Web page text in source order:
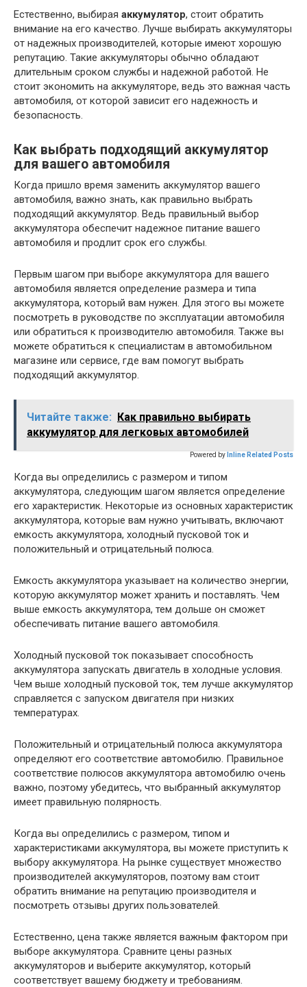
Естественно, выбирая аккумулятор, стоит обратить
внимание на его качество. Лучше выбирать аккумуляторы
от надежных производителей, которые имеют хорошую
репутацию. Такие аккумуляторы обычно обладают
длительным сроком службы и надежной работой. Не
стоит экономить на аккумуляторе, ведь это важная часть
автомобиля, от которой зависит его надежность и
безопасность.
Как выбрать подходящий аккумулятор
для вашего автомобиля
Когда пришло время заменить аккумулятор вашего
автомобиля, важно знать, как правильно выбрать
подходящий аккумулятор. Ведь правильный выбор
аккумулятора обеспечит надежное питание вашего
автомобиля и продлит срок его службы.
Первым шагом при выборе аккумулятора для вашего
автомобиля является определение размера и типа
аккумулятора, который вам нужен. Для этого вы можете
посмотреть в руководстве по эксплуатации автомобиля
или обратиться к производителю автомобиля. Также вы
можете обратиться к специалистам в автомобильном
магазине или сервисе, где вам помогут выбрать
подходящий аккумулятор.
Читайте также: Как правильно выбирать
аккумулятор для легковых автомобилей
Powered by Inline Related Posts
Когда вы определились с размером и типом
аккумулятора, следующим шагом является определение
его характеристик. Некоторые из основных характеристик
аккумулятора, которые вам нужно учитывать, включают
емкость аккумулятора, холодный пусковой ток и
положительный и отрицательный полюса.
Емкость аккумулятора указывает на количество энергии,
которую аккумулятор может хранить и поставлять. Чем
выше емкость аккумулятора, тем дольше он сможет
обеспечивать питание вашего автомобиля.
Холодный пусковой ток показывает способность
аккумулятора запускать двигатель в холодные условия.
Чем выше холодный пусковой ток, тем лучше аккумулятор
справляется с запуском двигателя при низких
температурах.
Положительный и отрицательный полюса аккумулятора
определяют его соответствие автомобилю. Правильное
соответствие полюсов аккумулятора автомобилю очень
важно, поэтому убедитесь, что выбранный аккумулятор
имеет правильную полярность.
Когда вы определились с размером, типом и
характеристиками аккумулятора, вы можете приступить к
выбору аккумулятора. На рынке существует множество
производителей аккумуляторов, поэтому вам стоит
обратить внимание на репутацию производителя и
посмотреть отзывы других пользователей.
Естественно, цена также является важным фактором при
выборе аккумулятора. Сравните цены разных
аккумуляторов и выберите аккумулятор, который
соответствует вашему бюджету и требованиям.